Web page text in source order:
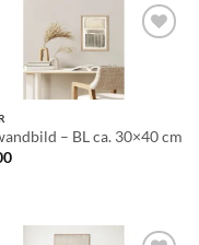
Wunschliste
– BL ca. 30×40 cm